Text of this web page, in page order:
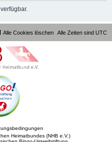
Alle Zeiten sind UTC
Alle Cookies löschen
Heimatbundes (NHB e.V.)